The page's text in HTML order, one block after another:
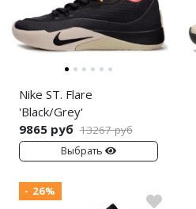
Nike ST. Flare
'Black/Grey'
9865 руб 13267 руб
Выбрать
- 26%